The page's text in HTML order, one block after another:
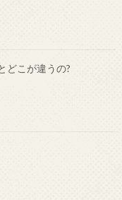
どこが違うの?